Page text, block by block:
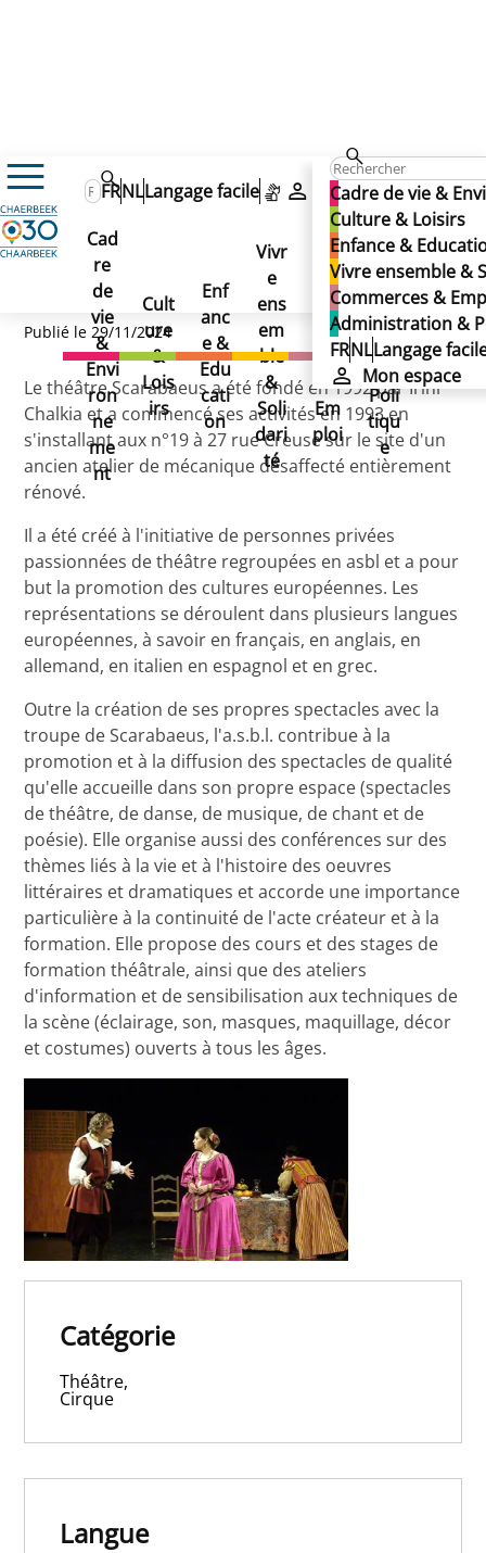
Cadre de vie &
Culture & Loisirs
Enfance &
Vivre ensemble &
Commerces &
Administration &
FRNLLangage
Mon espace
FRNLLangage facile
Mon espace
Cad
re
de
vie
&
Envi
ron
ne
me
nt
Cult
ure
&
Lois
irs
Enf
anc
e &
Edu
cati
on
Vivr
e
ens
em
ble
&
Soli
dari
té
Co
mm
erc
es
&
Em
ploi
Ad
min
istr
atio
n &
Poli
tiqu
e
Scarabaeus Espace Théâtral
Scarabaeus Espace
Théâtral
Scarabaeus Espace
Théâtral
Publié le 29/11/2024
Le théâtre Scarabaeus a été fondé en 1992 par Irini
Chalkia et a commencé ses activités en 1993 en
s'installant aux n°19 à 27 rue Creuse sur le site d'un
ancien atelier de mécanique désaffecté entièrement
rénové.
Il a été créé à l'initiative de personnes privées
passionnées de théâtre regroupées en asbl et a pour
but la promotion des cultures européennes. Les
représentations se déroulent dans plusieurs langues
européennes, à savoir en français, en anglais, en
allemand, en italien en espagnol et en grec.
Outre la création de ses propres spectacles avec la
troupe de Scarabaeus, l'a.s.b.l. contribue à la
promotion et à la diffusion des spectacles de qualité
qu'elle accueille dans son propre espace (spectacles
de théâtre, de danse, de musique, de chant et de
poésie). Elle organise aussi des conférences sur des
thèmes liés à la vie et à l'histoire des oeuvres
littéraires et dramatiques et accorde une importance
particulière à la continuité de l'acte créateur et à la
formation. Elle propose des cours et des stages de
formation théâtrale, ainsi que des ateliers
d'information et de sensibilisation aux techniques de
la scène (éclairage, son, masques, maquillage, décor
et costumes) ouverts à tous les âges.
Catégorie
Théâtre,
Cirque
Langue